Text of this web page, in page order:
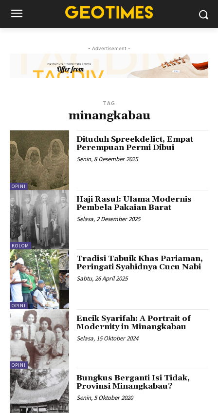
- Advertisement -
TAG
minangkabau
OPINI
Dituduh Spreekdelict, Empat
Perempuan Permi Dibui
Senin, 8 Desember 2025
KOLOM
Haji Rasul: Ulama Modernis
Pembela Pakaian Barat
Selasa, 2 Desember 2025
OPINI
Tradisi Tabuik Khas Pariaman,
Peringati Syahidnya Cucu Nabi
Sabtu, 26 April 2025
OPINI
Encik Syarifah: A Portrait of
Modernity in Minangkabau
Selasa, 15 Oktober 2024
Bungkus Berganti Isi Tidak,
Provinsi Minangkabau?
Senin, 5 Oktober 2020